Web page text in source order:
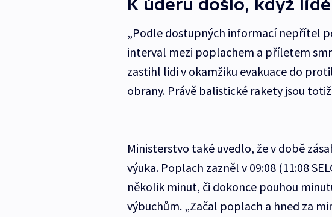
K úderu došlo, když
„Podle dostupných informací nepřítel
interval mezi poplachem a příletem
zastihl lidi v okamžiku evakuace do
obrany. Právě balistické rakety jsou
Ministerstvo také uvedlo, že v době
výuka. Poplach zazněl v 09:08 (11:08
několik minut, či dokonce pouhou
výbuchům. „Začal poplach a hned za